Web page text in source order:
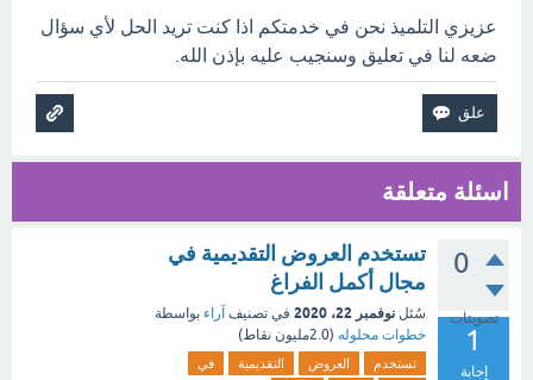
عزيزي التلميذ نحن في خدمتكم اذا كنت تريد الحل لأي سؤال
ضعه لنا في تعليق وسنجيب عليه بإذن الله.
اسئلة متعلقة
0
تصويتات
1
إجابة
تستخدم العروض التقديمية في
مجال أكمل الفراغ
سُئل نوفمبر 22، 2020 في تصنيف آراء بواسطة
خطوات محلوله (2.0مليون نقاط)
تستخدم العروض التقديمية
في